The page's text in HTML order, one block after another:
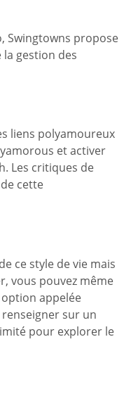
Swingtowns propose
gestion des
liens polyamoureux
et activer
Les critiques de
cette
ce style de vie mais
vous pouvez même
appelée
sur un
pour explorer le